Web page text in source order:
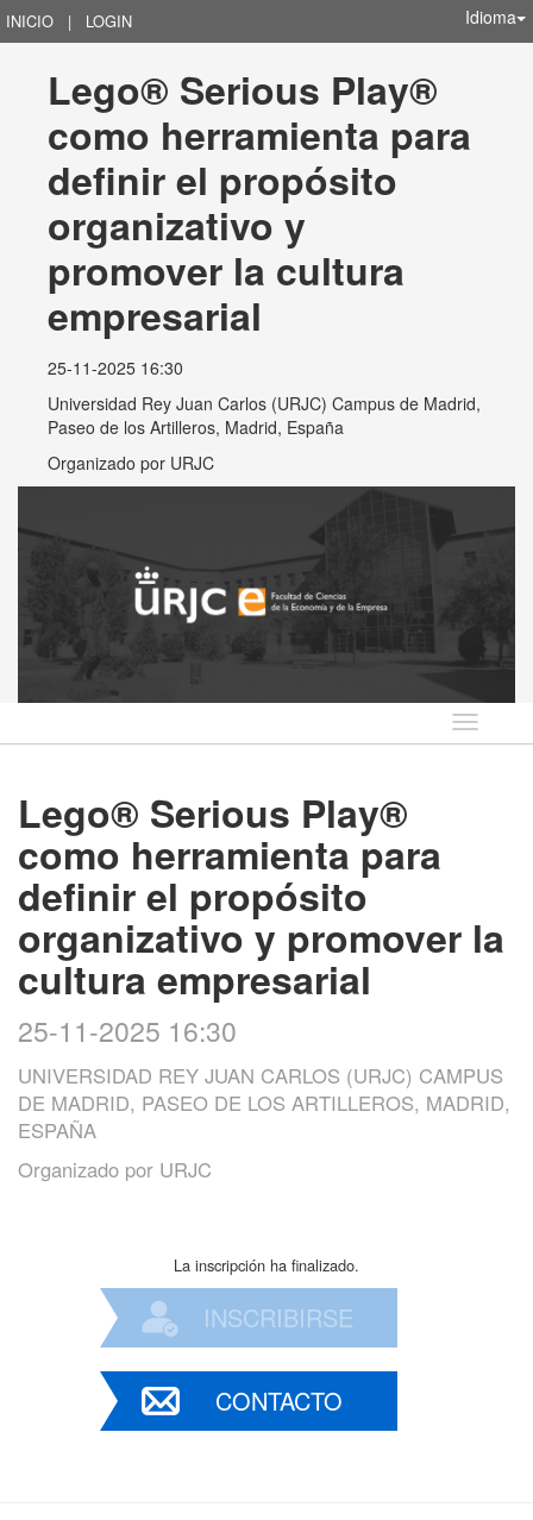
INICIO | LOGIN Idioma
Lego® Serious Play®
como herramienta para
definir el propósito
organizativo y
promover la cultura
empresarial
25-11-2025 16:30
Universidad Rey Juan Carlos (URJC) Campus de Madrid,
Paseo de los Artilleros, Madrid, España
Organizado por URJC
Idioma
Lego® Serious Play®
como herramienta para
definir el propósito
organizativo y promover la
cultura empresarial
25-11-2025 16:30
UNIVERSIDAD REY JUAN CARLOS (URJC) CAMPUS
DE MADRID, PASEO DE LOS ARTILLEROS, MADRID,
ESPAÑA
Organizado por URJC
La inscripción ha finalizado.
INSCRIBIRSE
CONTACTO